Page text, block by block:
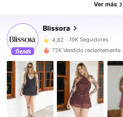
Ver más
Blissora
19K Seguidores
4,82 19K Seguidores
4,82 19K Seguidores
19K Seguidores
72K Vendido recientemente